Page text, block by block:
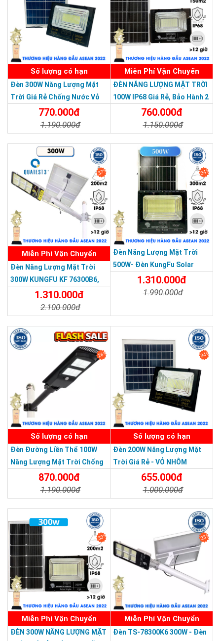
THƯƠNG HIỆU HÀNG ĐẦU ASEAN 2022
SẢN PHẨM DỊCH VỤ CHẤT LƯỢNG ASEAN 2019
Thương hiệu dẫn đầu Việt Nam 2023
Số lượng có hạn
Đèn 300W Năng Lượng Mặt
Trời Giá Rẻ Chống Nước Vỏ
Nhôm Đúc770.000đ
1.190.000đ
Miễn Phí Vận Chuyển
ĐÈN NĂNG LƯỢNG MẶT TRỜI
100W IP68 Giá Rẻ, Bảo Hành 2
760.000đ
1.150.000đ
37%
Miễn Phí Vận Chuyển
Đèn Năng Lượng Mặt Trời
300W KUNGFU KF 76300B6,
IP68, Bảng Giá 2026
1.310.000đ
2.100.000đ
34%
Đèn Năng Lượng Mặt Trời
500W- Đèn KungFu Solar
Năng Lượng Mặt Trời 500W,IP
67 Loại Lớn
1.310.000đ
1.990.000đ
26%
Số lượng có hạn
Đèn Đường Liền Thể 100W
Năng Lượng Mặt Trời Chống
Nước Giá Rẻ870.000đ
1.190.000đ
34%
Số lượng có hạn
Đèn 200W Năng Lượng Mặt
Trời Giá Rẻ - VỎ NHÔM
655.000đ
1.000.000đ
33%
Miễn Phí Vận Chuyển
ĐÈN 300W NĂNG LƯỢNG MẶT
23%
Miễn Phí Vận Chuyển
Đèn TS-78300K6 300W - Đèn